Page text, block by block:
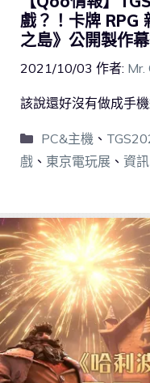
戲？！卡牌
之島》公開製作
2021/10/03 作者: Mr.
該說還好沒有做成手
PC&主機、
戲 、 東京電玩展 、 資訊